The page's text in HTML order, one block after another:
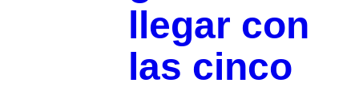
llegar con
las cinco